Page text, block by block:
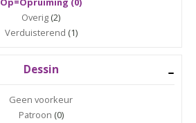
Overig (2)
Verduisterend (1)
Dessin
Geen voorkeur
Patroon (0)